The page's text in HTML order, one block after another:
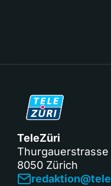
TeleZüri
Thurgauerstrasse
8050 Zürich